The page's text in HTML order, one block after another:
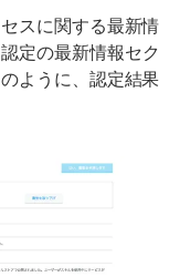
スに関する最新情
定の最新情報セク
ように、認定結果